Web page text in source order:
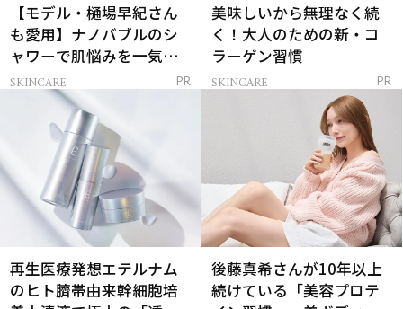
【モデル・樋場早紀さん
も愛用】ナノバブルのシ
ャワーで肌悩みを一気に
解決
SKINCARE PR
美味しいから無理なく続
く！大人のための新・コ
ラーゲン習慣
SKINCARE PR
再生医療発想エテルナム
のヒト臍帯由来幹細胞培
後藤真希さんが10年以上
続けている「美容プロテ